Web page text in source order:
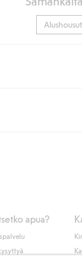
Alushousut
euron ostoksiin,
apua?